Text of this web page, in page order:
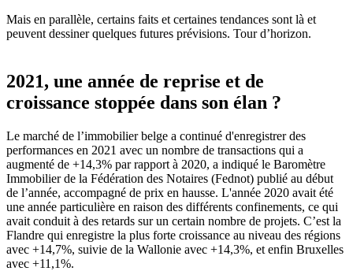
Mais en parallèle, certains faits et certaines tendances sont là et
peuvent dessiner quelques futures prévisions. Tour d’horizon.
2021, une année de reprise et de
croissance stoppée dans son élan ?
Le marché de l’immobilier belge a continué d'enregistrer des
performances en 2021 avec un nombre de transactions qui a
augmenté de +14,3% par rapport à 2020, a indiqué le Baromètre
Immobilier de la Fédération des Notaires (Fednot) publié au début
de l’année, accompagné de prix en hausse. L'année 2020 avait été
une année particulière en raison des différents confinements, ce qui
avait conduit à des retards sur un certain nombre de projets. C’est la
Flandre qui enregistre la plus forte croissance au niveau des régions
avec +14,7%, suivie de la Wallonie avec +14,3%, et enfin Bruxelles
avec +11,1%.